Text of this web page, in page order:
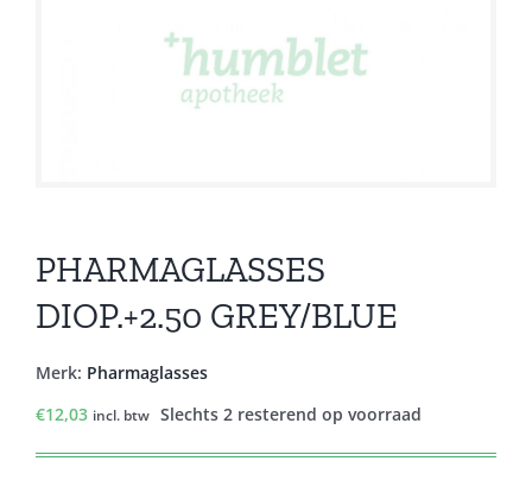
PHARMAGLASSES
DIOP.+2.50 GREY/BLUE
Merk: Pharmaglasses
€12,03 incl. btw Slechts 2 resterend op voorraad